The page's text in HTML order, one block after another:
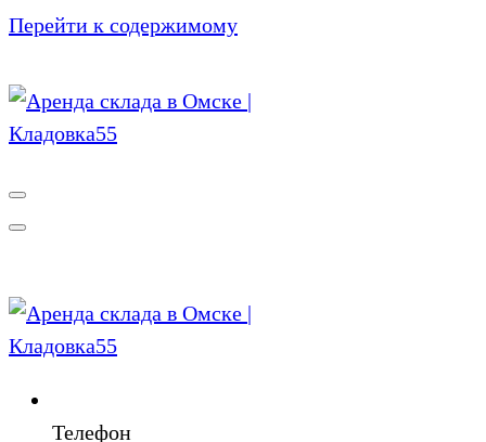
Перейти к содержимому
Телефон